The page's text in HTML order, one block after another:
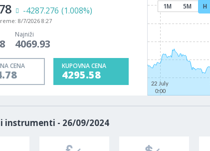
-4287.276 (1.008%)
8/7/2026 8:27
Najniži
4069.93
CENA KUPOVNA CENA
4295.58
1M 5M H
22 July
0:00
instrumenti - 26/09/2024